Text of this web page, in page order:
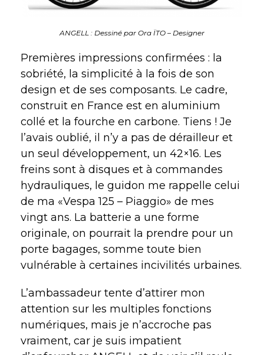
ANGELL : Dessiné par Ora ÏTO – Designer
Premières impressions confirmées : la
sobriété, la simplicité à la fois de son
design et de ses composants. Le cadre,
construit en France est en aluminium
collé et la fourche en carbone. Tiens ! Je
l’avais oublié, il n’y a pas de dérailleur et
un seul développement, un 42×16. Les
freins sont à disques et à commandes
hydrauliques, le guidon me rappelle celui
de ma «Vespa 125 – Piaggio» de mes
vingt ans. La batterie a une forme
originale, on pourrait la prendre pour un
porte bagages, somme toute bien
vulnérable à certaines incivilités urbaines.
L’ambassadeur tente d’attirer mon
attention sur les multiples fonctions
numériques, mais je n’accroche pas
vraiment, car je suis impatient